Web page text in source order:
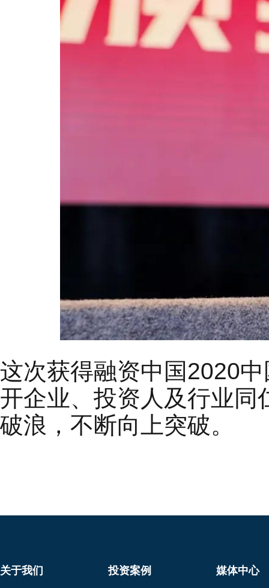
这次获得融资中国2020
开企业、投资人及行业同
破浪，不断向上突破。
关于我们 投资案例 媒体中心